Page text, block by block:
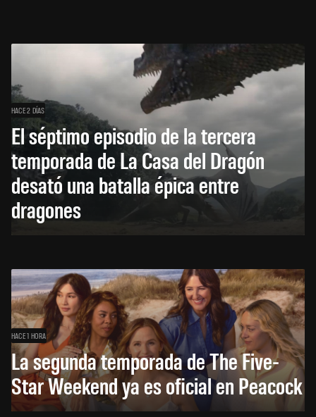
HACE 2 DÍAS
El séptimo episodio de la tercera
temporada de La Casa del Dragón
desató una batalla épica entre
dragones
HACE 1 HORA
La segunda temporada de The Five-
Star Weekend ya es oficial en Peacock